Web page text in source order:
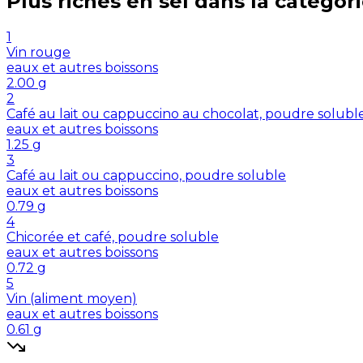
1
Vin rouge
eaux et autres boissons
2.00 g
2
Café au lait ou cappuccino au chocolat, poudre
eaux et autres boissons
1.25 g
3
Café au lait ou cappuccino, poudre soluble
eaux et autres boissons
0.79 g
4
Chicorée et café, poudre soluble
eaux et autres boissons
0.72 g
5
Vin (aliment moyen)
eaux et autres boissons
0.61 g